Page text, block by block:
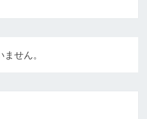
せん。